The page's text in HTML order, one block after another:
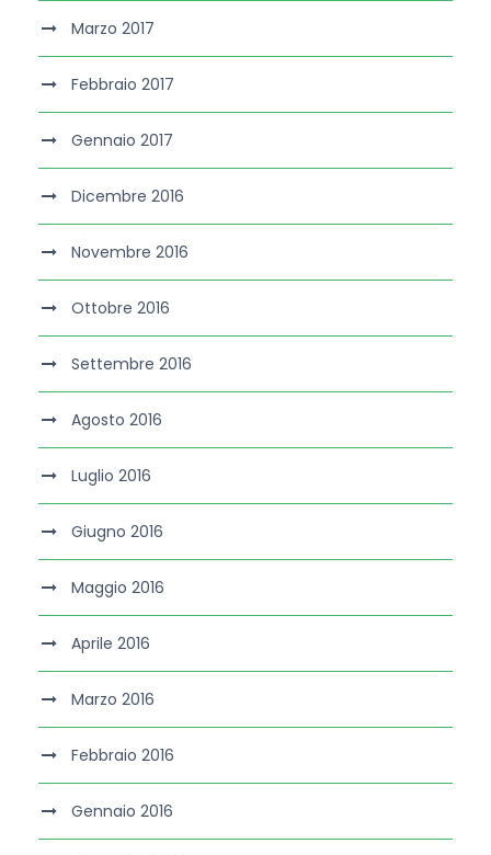
Marzo 2017
Febbraio 2017
Gennaio 2017
Dicembre 2016
Novembre 2016
Ottobre 2016
Settembre 2016
Agosto 2016
Luglio 2016
Giugno 2016
Maggio 2016
Aprile 2016
Marzo 2016
Febbraio 2016
Gennaio 2016